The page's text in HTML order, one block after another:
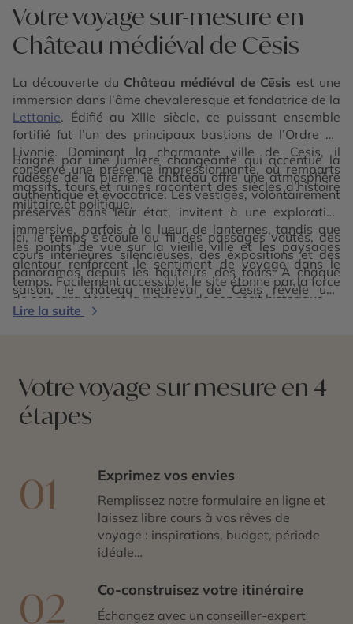
Votre voyage sur-mesure en
Château médiéval de Cēsis
La découverte du Château médiéval de Cēsis est une
immersion dans l’âme chevaleresque et fondatrice de la
Lettonie. Édifié au XIIIe siècle, ce puissant ensemble
fortifié fut l’un des principaux bastions de l’Ordre de
Livonie. Dominant la charmante ville de Cēsis, il
conserve une présence impressionnante, où remparts
massifs, tours et ruines racontent des siècles d’histoire
militaire et politique.
Baigné par une lumière changeante qui accentue la
rudesse de la pierre, le château offre une atmosphère
authentique et évocatrice. Les vestiges, volontairement
préservés dans leur état, invitent à une exploration
immersive, parfois à la lueur de lanternes, tandis que
les points de vue sur la vieille ville et les paysages
alentour renforcent le sentiment de voyage dans le
temps. Facilement accessible, le site étonne par la force
de son caractère et la richesse de son récit historique.
Ici, le temps s’écoule au fil des passages voûtés, des
cours intérieures silencieuses, des expositions et des
panoramas depuis les hauteurs des tours. À chaque
saison, le château médiéval de Cēsis révèle une
ambiance différente, entre verdure estivale, brumes
livoniennes et paysages baltes.
Lire la suite
Votre voyage sur mesure en 4
étapes
01 Exprimez vos envies
Remplissez notre formulaire en ligne et
laissez libre cours à vos rêves de
voyage : inspirations, budget, période
idéale…
02 Co-construisez votre itinéraire
Échangez avec un conseiller-expert